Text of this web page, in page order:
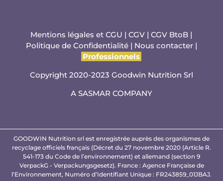
Mentions légales et CGU |CGV |CGV BtoB |
Politique de Confidentialité| Nous contacter |
Professionnels
Copyright 2020-2023 Goodwin Nutrition Srl
A SASMAR COMPANY
GOODWIN Nutrition srl est enregistrée auprès des organismes de
recyclage officiels français (Décret du 27 novembre 2020 (Article R.
541-173 du Code de l’environnement) et allemand (section 9
VerpackG - Verpackungsgesetz). France : Agence Française de
l’Environnement, Numéro d’Identifiant Unique : FR243859_01JBAJ.